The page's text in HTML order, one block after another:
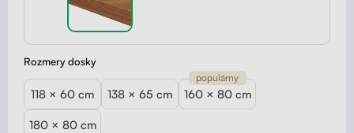
Rozmery dosky
118 × 60 cm 138 × 65 cm 160 × 80 cm
populárny
180 × 80 cm